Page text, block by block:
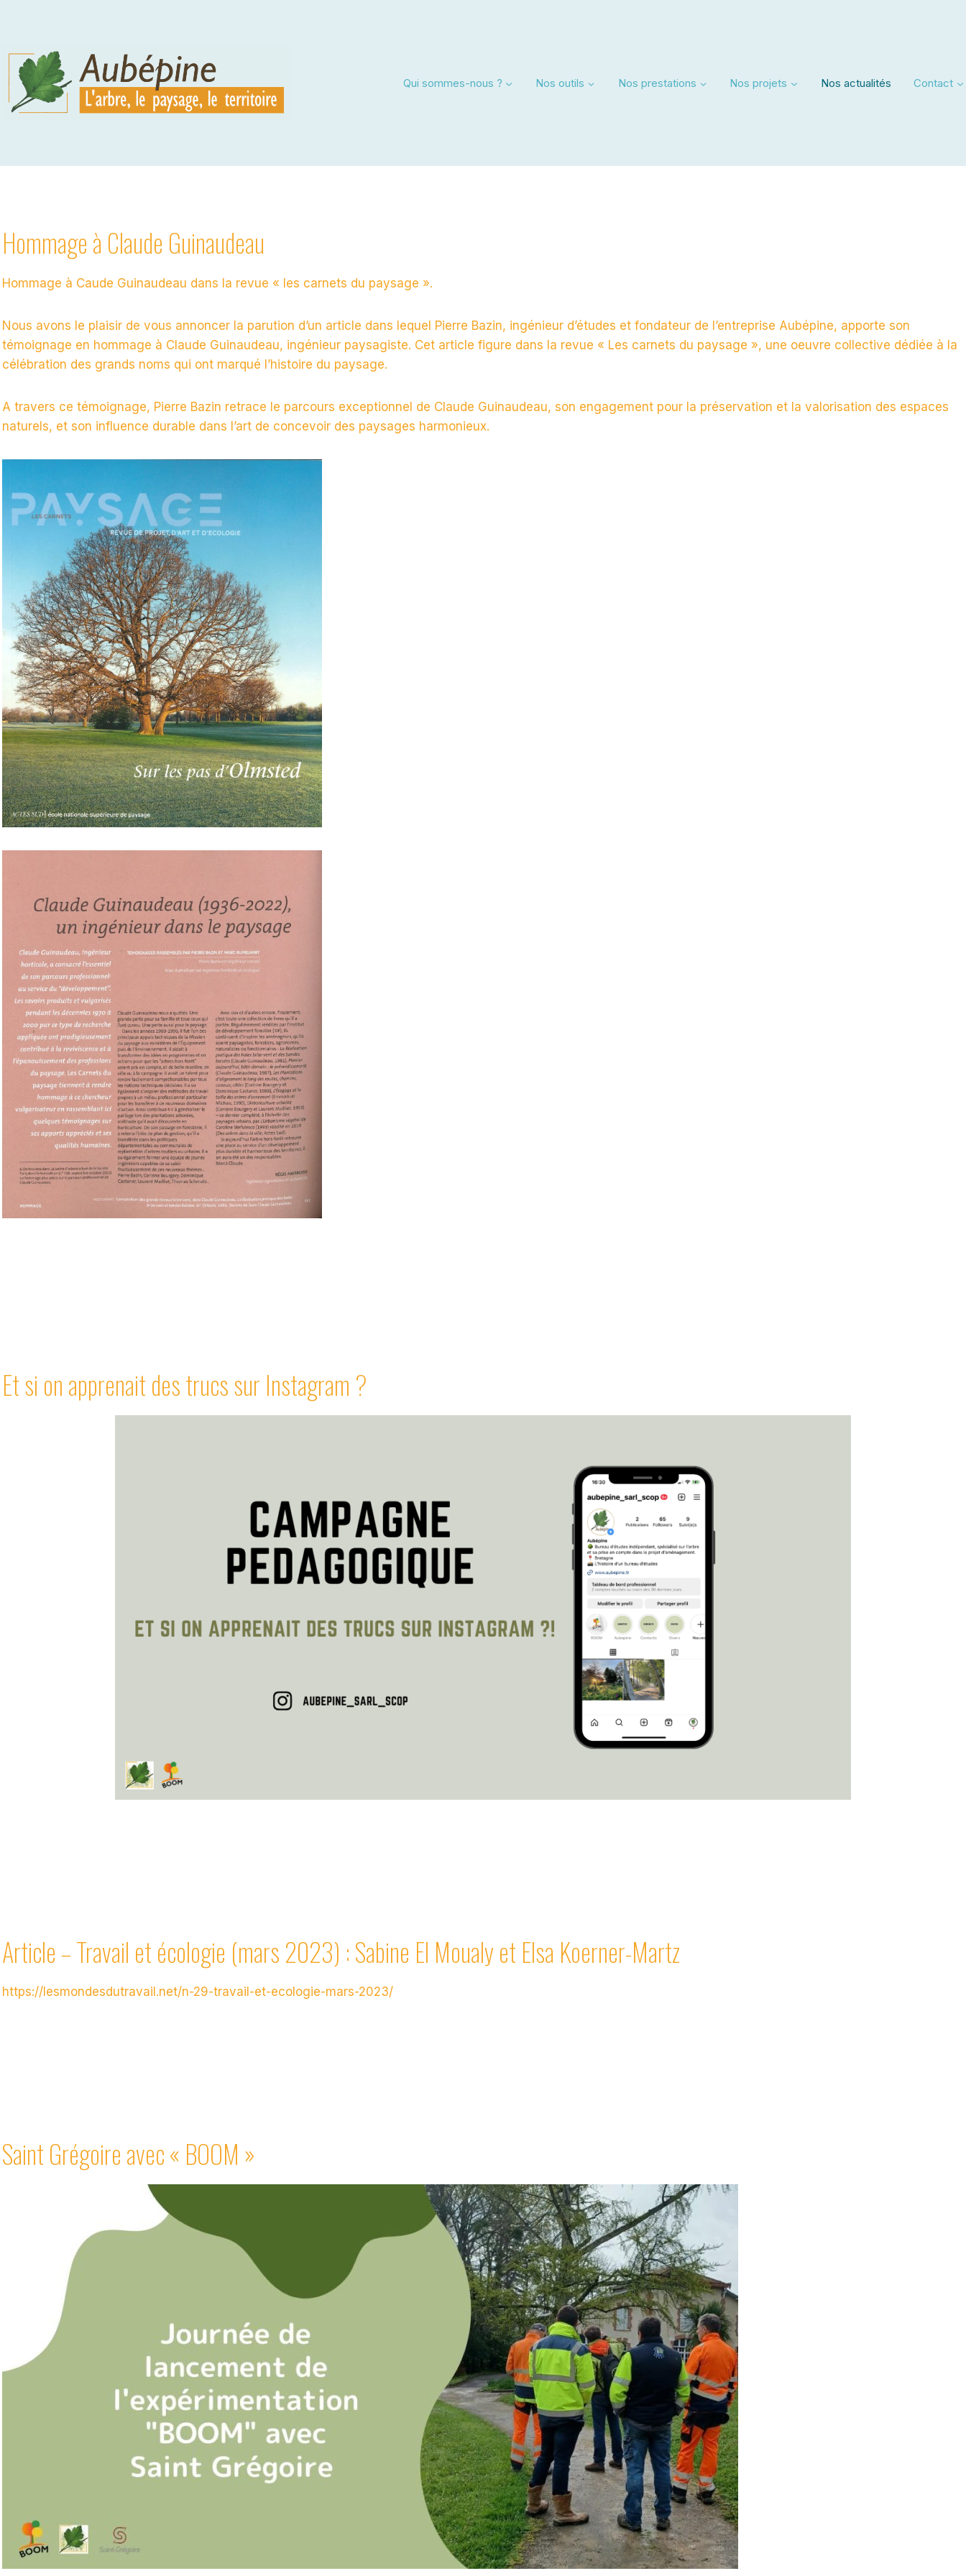
Qui sommes-nous ? Nos outils Nos prestations Nos projets Nos actualités Contact
Hommage à Claude Guinaudeau
Hommage à Caude Guinaudeau dans la revue « les carnets du paysage ».
Nous avons le plaisir de vous annoncer la parution d’un article dans lequel Pierre Bazin, ingénieur d’études et fondateur de l’entreprise Aubépine, apporte son
témoignage en hommage à Claude Guinaudeau, ingénieur paysagiste. Cet article figure dans la revue « Les carnets du paysage », une oeuvre collective dédiée à la
célébration des grands noms qui ont marqué l’histoire du paysage.
A travers ce témoignage, Pierre Bazin retrace le parcours exceptionnel de Claude Guinaudeau, son engagement pour la préservation et la valorisation des espaces
naturels, et son influence durable dans l’art de concevoir des paysages harmonieux.
Et si on apprenait des trucs sur Instagram ?
Article – Travail et écologie (mars 2023) : Sabine El Moualy et Elsa Koerner-Martz
https://lesmondesdutravail.net/n-29-travail-et-ecologie-mars-2023/
Saint Grégoire avec « BOOM »